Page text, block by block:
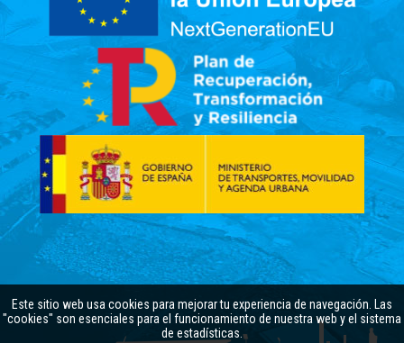
Este sitio web usa cookies para mejorar tu experiencia de navegación. Las
"cookies" son esenciales para el funcionamiento de nuestra web y el sistema
de estadísticas.